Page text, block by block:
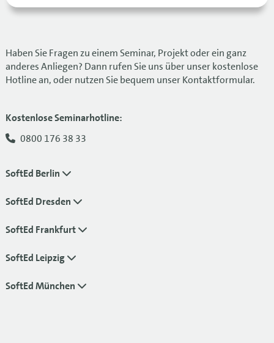
Haben Sie Fragen zu einem Seminar, Projekt oder ein ganz
anderes Anliegen? Dann rufen Sie uns über unser kostenlose
Hotline an, oder nutzen Sie bequem unser Kontaktformular.
Kostenlose Seminarhotline:
0800 176 38 33
SoftEd Berlin
SoftEd Dresden
SoftEd Frankfurt
SoftEd Leipzig
SoftEd München